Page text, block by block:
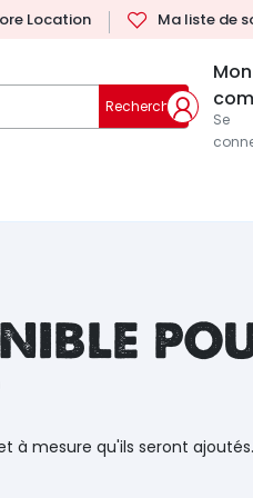
Location Ma liste de
Rechercher
Mon
Se
à mesure qu'ils seront ajoutés.